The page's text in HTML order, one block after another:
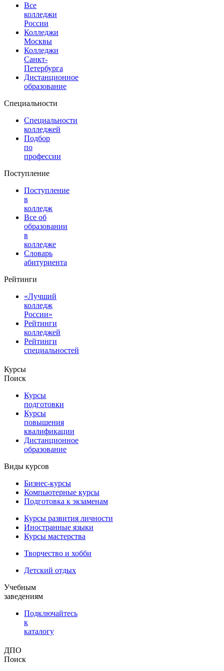
Все
колледжи
России
Колледжи
Москвы
Колледжи
Санкт-
Петербурга
Дистанционное
образование
Специальности
Специальности
колледжей
Подбор
по
профессии
Поступление
Поступление
в
колледж
Все об
образовании
в
колледже
Словарь
абитуриента
Рейтинги
«Лучший
колледж
России»
Рейтинги
колледжей
Рейтинги
специальностей
Курсы
Поиск
Курсы
подготовки
Курсы
повышения
квалификации
Дистанционное
образование
Виды курсов
Бизнес-курсы
Компьютерные курсы
Подготовка к экзаменам
Курсы развития личности
Иностранные языки
Курсы мастерства
Творчество и хобби
Детский отдых
Учебным
заведениям
Подключайтесь
к
каталогу
ДПО
Поиск